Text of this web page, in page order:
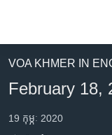
គេហទំព័រ​
រំលង​
និង​
អន្តរជាតិ
អាមេរិក
VOA KHMER IN
February 18,
19 កុម្ភៈ 2020